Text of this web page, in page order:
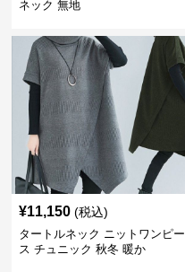
ネック 無地
¥11,150 (税込)
タートルネック ニットワンピー
ス チュニック 秋冬 暖か